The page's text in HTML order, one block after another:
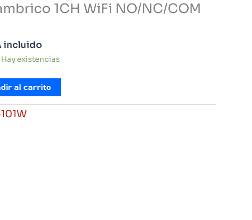
1CH WiFi NO/NC/COM
incluido
Hay existencias
al carrito